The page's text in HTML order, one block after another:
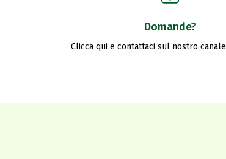
Domande?
Clicca qui e contattaci sul nostro canale